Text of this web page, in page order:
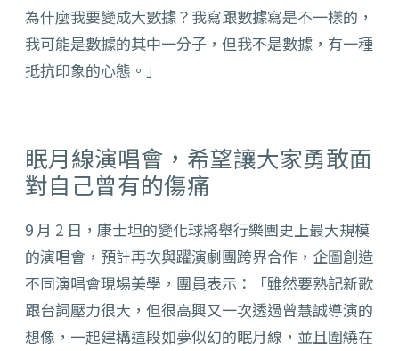
為什麼我要變成大數據？我寫跟數據寫是不一樣的，
我可能是數據的其中一分子，但我不是數據，有一種
抵抗印象的心態。」
眠月線演唱會，希望讓大家勇敢面
對自己曾有的傷痛
9 月 2 日，康士坦的變化球將舉行樂團史上最大規模
的演唱會，預計再次與躍演劇團跨界合作，企圖創造
不同演唱會現場美學，團員表示：「雖然要熟記新歌
跟台詞壓力很大，但很高興又一次透過曾慧誠導演的
想像，一起建構這段如夢似幻的眠月線，並且圍繞在